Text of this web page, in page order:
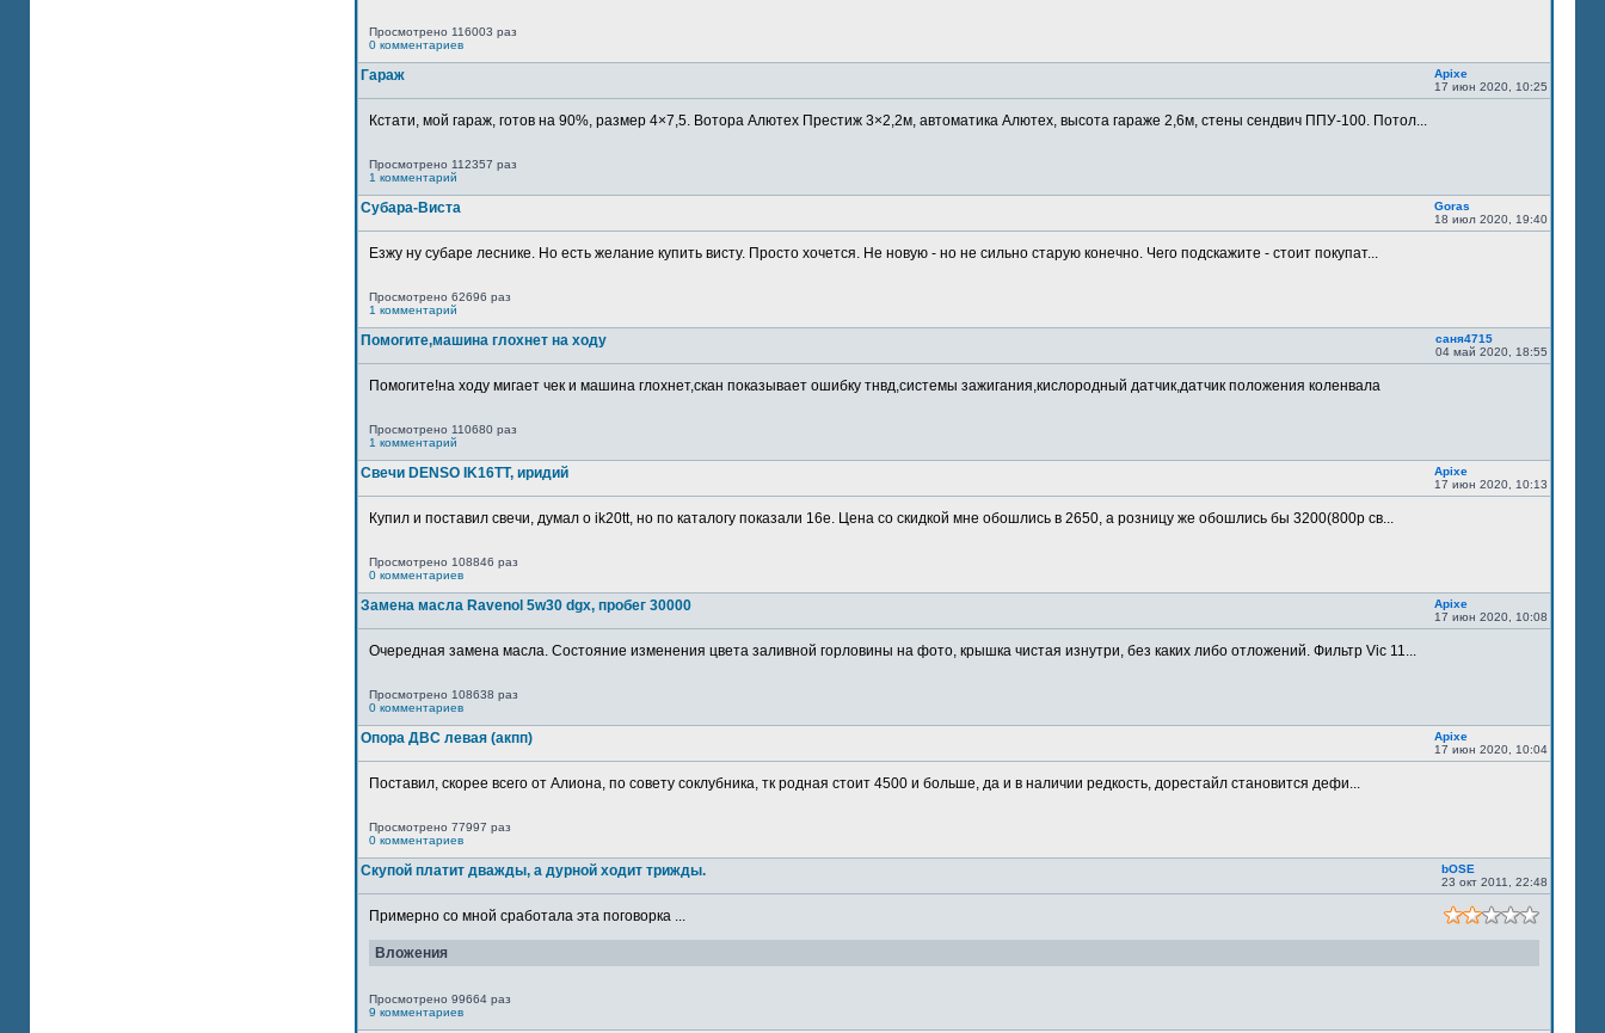
Просмотрено 116003 раз
0 комментариев
Гараж
Apixe
17 июн 2020, 10:25
Кстати, мой гараж, готов на 90%, размер 4×7,5. Вотора Алютех Престиж 3×2,2м, автоматика Алютех, высота гараже 2,6м, стены сендвич ППУ-100. Потол...
Просмотрено 112357 раз
1 комментарий
Субара-Виста
Goras
18 июл 2020, 19:40
Езжу ну субаре леснике. Но есть желание купить висту. Просто хочется. Не новую - но не сильно старую конечно. Чего подскажите - стоит покупат...
Просмотрено 62696 раз
1 комментарий
Помогите,машина глохнет на ходу
саня4715
04 май 2020, 18:55
Помогите!на ходу мигает чек и машина глохнет,скан показывает ошибку тнвд,системы зажигания,кислородный датчик,датчик положения коленвала
Просмотрено 110680 раз
1 комментарий
Свечи DENSO IK16TT, иридий
Apixe
17 июн 2020, 10:13
Купил и поставил свечи, думал о ik20tt, но по каталогу показали 16е. Цена со скидкой мне обошлись в 2650, а розницу же обошлись бы 3200(800р св...
Просмотрено 108846 раз
0 комментариев
Замена масла Ravenol 5w30 dgx, пробег 30000
Apixe
17 июн 2020, 10:08
Очередная замена масла. Состояние изменения цвета заливной горловины на фото, крышка чистая изнутри, без каких либо отложений. Фильтр Vic 11...
Просмотрено 108638 раз
0 комментариев
Опора ДВС левая (акпп)
Apixe
17 июн 2020, 10:04
Поставил, скорее всего от Алиона, по совету соклубника, тк родная стоит 4500 и больше, да и в наличии редкость, дорестайл становится дефи...
Просмотрено 77997 раз
0 комментариев
Скупой платит дважды, а дурной ходит трижды.
bOSE
23 окт 2011, 22:48
Примерно со мной сработала эта поговорка ...
Вложения
Просмотрено 99664 раз
9 комментариев